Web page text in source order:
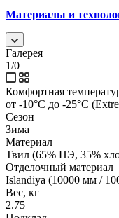
Материалы и
Галерея
1/0 —
Комфортная
от -10°С до -25°С
Сезон
Зима
Материал
Твил (65% ПЭ, 35%
Отделочный материал
Islandiya (10000 мм /
Вес, кг
2.75